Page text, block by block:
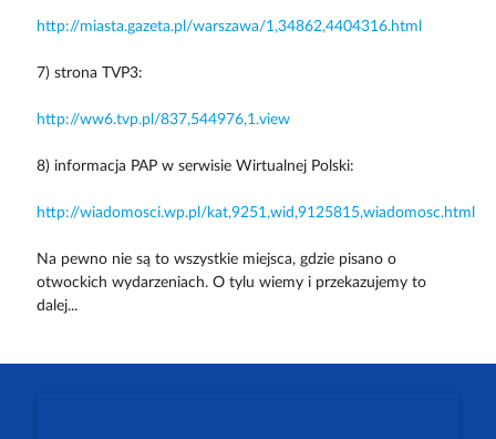
http://miasta.gazeta.pl/warszawa/1,34862,4404316.html
7) strona TVP3:
http://ww6.tvp.pl/837,544976,1.view
8) informacja PAP w serwisie Wirtualnej Polski:
http://wiadomosci.wp.pl/kat,9251,wid,9125815,wiadomosc.html
Na pewno nie są to wszystkie miejsca, gdzie pisano o
otwockich wydarzeniach. O tylu wiemy i przekazujemy to
dalej...